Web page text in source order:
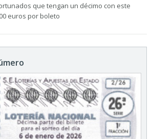
que tengan un décimo con este
euros por boleto